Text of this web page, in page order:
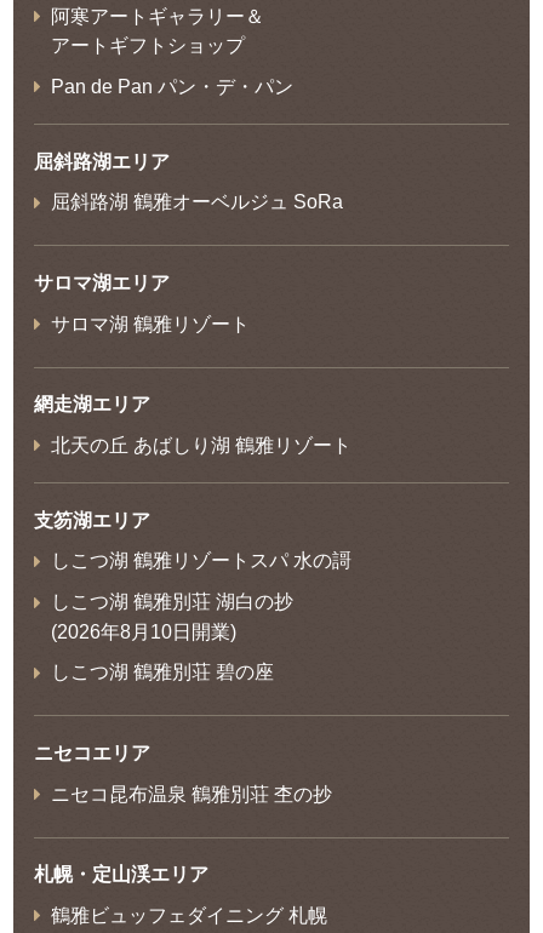
阿寒アートギャラリー＆
アートギフトショップ
Pan de Pan パン・デ・パン
屈斜路湖エリア
屈斜路湖 鶴雅オーベルジュ SoRa
サロマ湖エリア
サロマ湖 鶴雅リゾート
網走湖エリア
北天の丘 あばしり湖 鶴雅リゾート
支笏湖エリア
しこつ湖 鶴雅リゾートスパ 水の謌
しこつ湖 鶴雅別荘 湖白の抄
(2026年8月10日開業)
しこつ湖 鶴雅別荘 碧の座
ニセコエリア
ニセコ昆布温泉 鶴雅別荘 杢の抄
札幌・定山渓エリア
鶴雅ビュッフェダイニング 札幌